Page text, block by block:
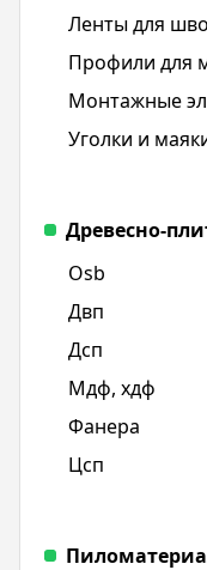
Ленты для
Профили для
Монтажные
Уголки и
Древесно-
Osb
Двп
Дсп
Мдф, хдф
Фанера
Цсп